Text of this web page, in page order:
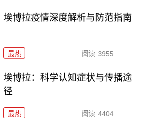
埃博拉疫情深度解析与防范指南
最热 阅读 3955
埃博拉：科学认知症状与传播途
径
最热 阅读 4404